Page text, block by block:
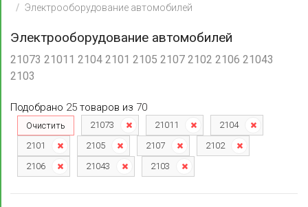
Электрооборудование автомобилей
Электрооборудование автомобилей
21073 21011 2104 2101 2105 2107 2102 2106 21043
2103
Подобрано 25 товаров из 70
Очистить 21073 21011
2104
2101
2105 2107
2102
2106
21043 2103